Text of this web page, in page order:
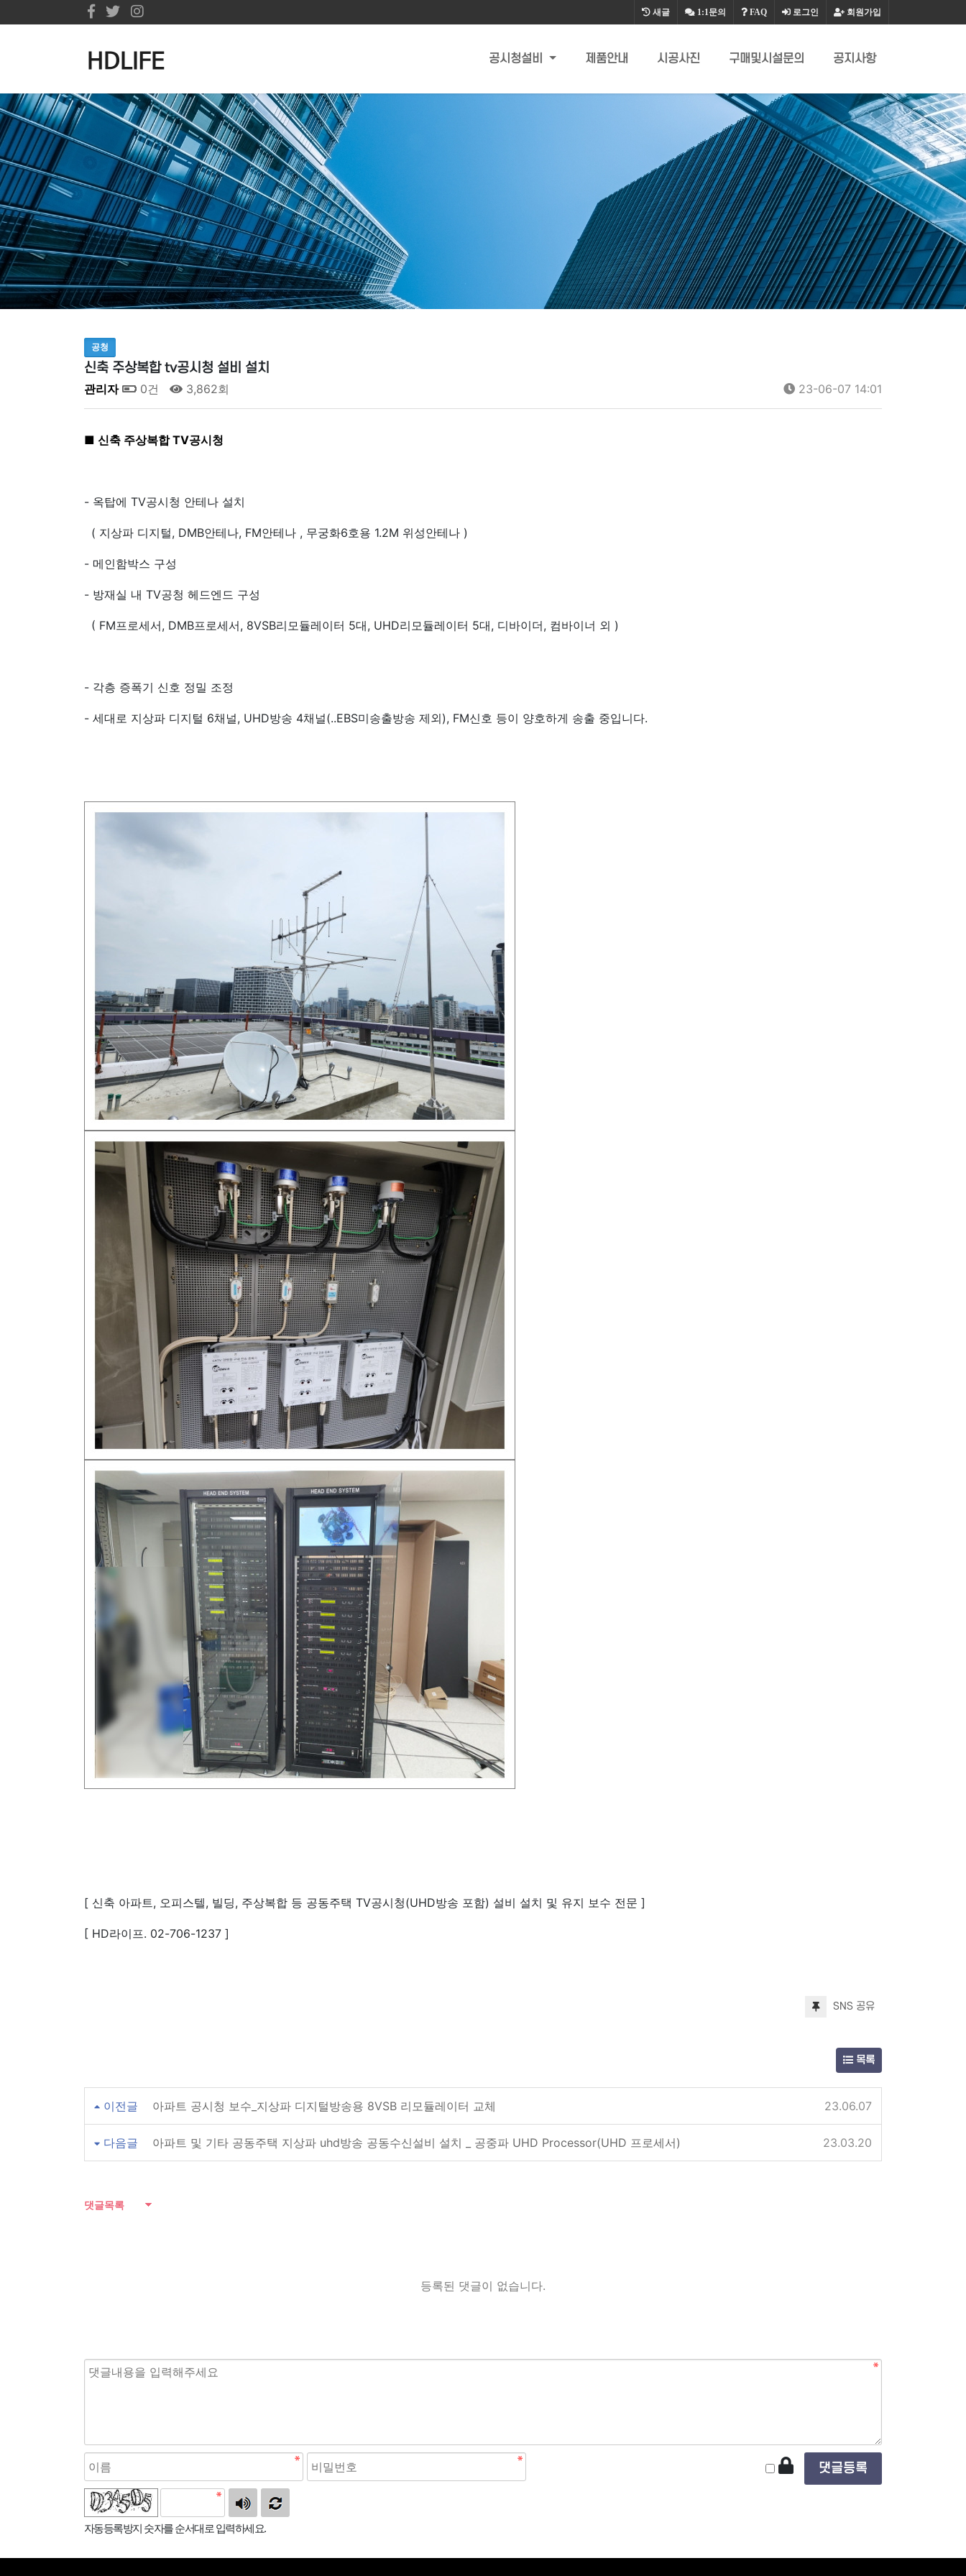
회원가입
로그인
FAQ
1:1문의
새글
공시청설비 제품안내 시공사진 구매및시설문의 공지사항
공청
신축 주상복합 tv공시청 설비 설치
관리자 0건 3,862회 23-06-07 14:01
■ 신축 주상복합 TV공시청
- 옥탑에 TV공시청 안테나 설치
( 지상파 디지털, DMB안테나, FM안테나 , 무궁화6호용 1.2M 위성안테나 )
- 메인함박스 구성
- 방재실 내 TV공청 헤드엔드 구성
( FM프로세서, DMB프로세서, 8VSB리모듈레이터 5대, UHD리모듈레이터 5대, 디바이더, 컴바이너 외 )
- 각층 증폭기 신호 정밀 조정
- 세대로 지상파 디지털 6채널, UHD방송 4채널(..EBS미송출방송 제외), FM신호 등이 양호하게 송출 중입니다.
[ 신축 아파트, 오피스텔, 빌딩, 주상복합 등 공동주택 TV공시청(UHD방송 포함) 설비 설치 및 유지 보수 전문 ]
[ HD라이프. 02-706-1237 ]
SNS 공유
목록
이전글 아파트 공시청 보수_지상파 디지털방송용 8VSB 리모듈레이터 교체 23.06.07
다음글 아파트 및 기타 공동주택 지상파 uhd방송 공동수신설비 설치 _ 공중파 UHD Processor(UHD 프로세서) 23.03.20
댓글목록
등록된 댓글이 없습니다.
자동등록방지 숫자를 순서대로 입력하세요.